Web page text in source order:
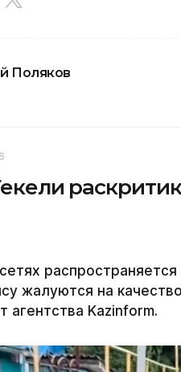
Поляков
жалуются на
агентства Kazinform.